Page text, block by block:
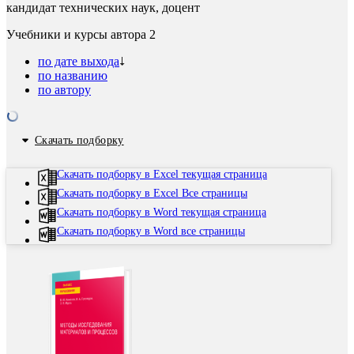
кандидат технических наук, доцент
Учебники и курсы автора 2
по дате выхода
по названию
по автору
Скачать подборку
Скачать подборку в Excel текущая страница
Скачать подборку в Excel Все страницы
Скачать подборку в Word текущая страница
Скачать подборку в Word все страницы